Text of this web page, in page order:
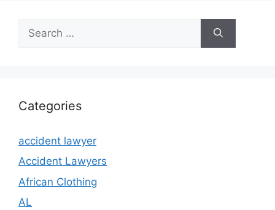
for:
Categories
accident lawyer
Accident Lawyers
African Clothing
AL